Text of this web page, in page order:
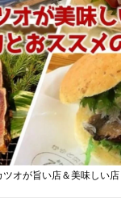
ツオが旨い店＆美味しい